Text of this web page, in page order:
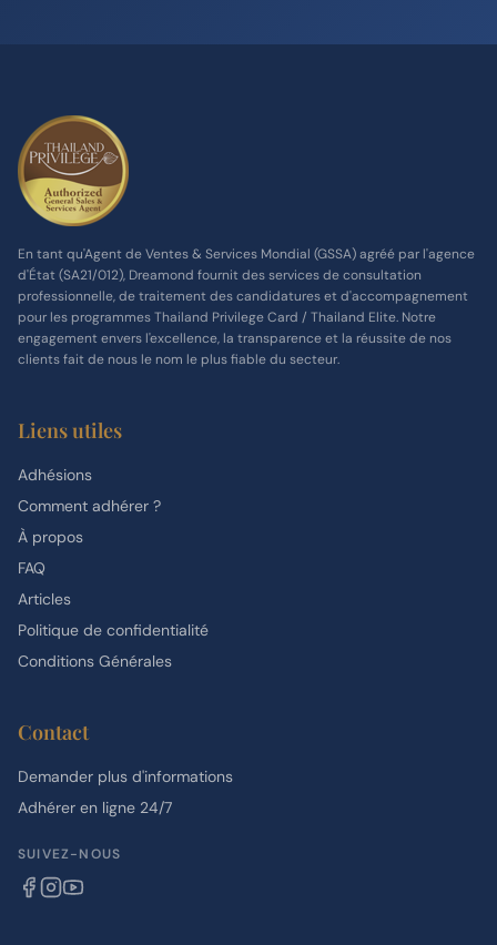
En tant qu'Agent de Ventes & Services Mondial (GSSA) agréé par l'agence
d'État (SA21/012), Dreamond fournit des services de consultation
professionnelle, de traitement des candidatures et d'accompagnement
pour les programmes Thailand Privilege Card / Thailand Elite. Notre
engagement envers l'excellence, la transparence et la réussite de nos
clients fait de nous le nom le plus fiable du secteur.
Liens utiles
Adhésions
Comment adhérer ?
À propos
FAQ
Articles
Politique de confidentialité
Conditions Générales
Contact
Demander plus d'informations
Adhérer en ligne 24/7
SUIVEZ-NOUS